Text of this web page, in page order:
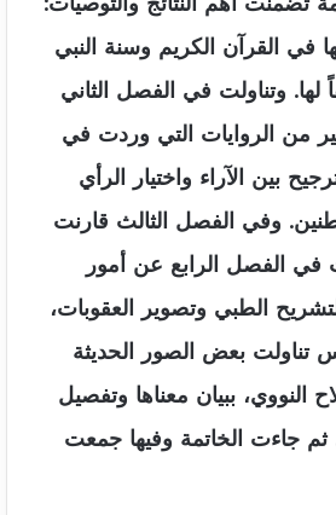
في القرآن الكريم وسنة النبي
لها. وتناولت في الفصل الثاني
من الروايات التي وردت في
بين الآراء واختيار الرأي
وفي الفصل الثالث قارنت
في الفصل الرابع عن أمور
الطبي وتصوير العقوبات،
تناولت بعض الصور الحديثة
النووي، ببيان معناها وتفصيل
ثم جاءت الخاتمة وفيها جمعت